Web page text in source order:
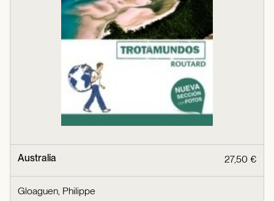
Australia 27,50 €
Gloaguen, Philippe